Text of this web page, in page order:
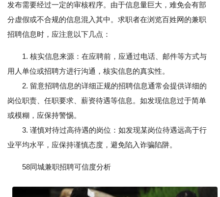
发布需要经过一定的审核程序。由于信息量巨大，难免会有部
分虚假或不合规的信息混入其中。求职者在浏览百姓网的兼职
招聘信息时，应注意以下几点：
1. 核实信息来源：在应聘前，应通过电话、邮件等方式与
用人单位或招聘方进行沟通，核实信息的真实性。
2. 留意招聘信息的详细正规的招聘信息通常会提供详细的
岗位职责、任职要求、薪资待遇等信息。如发现信息过于简单
或模糊，应保持警惕。
3. 谨慎对待过高待遇的岗位：如发现某岗位待遇远高于行
业平均水平，应保持谨慎态度，避免陷入诈骗陷阱。
58同城兼职招聘可信度分析